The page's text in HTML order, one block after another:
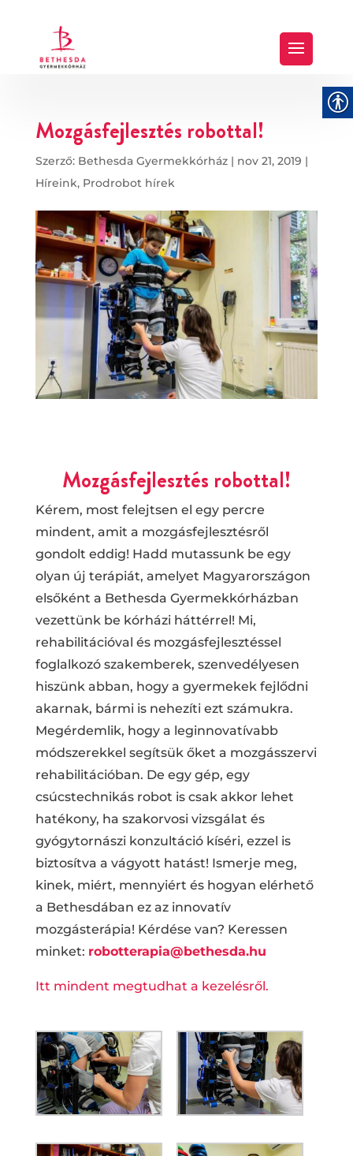
Mozgásfejlesztés robottal!
Szerző: Bethesda Gyermekkórház| nov 21, 2019 |
Híreink, Prodrobot hírek
Mozgásfejlesztés robottal!
Kérem, most felejtsen el egy percre
mindent, amit a mozgásfejlesztésről
gondolt eddig! Hadd mutassunk be egy
olyan új terápiát, amelyet Magyarországon
elsőként a Bethesda Gyermekkórházban
vezettünk be kórházi háttérrel! Mi,
rehabilitációval és mozgásfejlesztéssel
foglalkozó szakemberek, szenvedélyesen
hiszünk abban, hogy a gyermekek fejlődni
akarnak, bármi is nehezíti ezt számukra.
Megérdemlik, hogy a leginnovatívabb
módszerekkel segítsük őket a mozgásszervi
rehabilitációban. De egy gép, egy
csúcstechnikás robot is csak akkor lehet
hatékony, ha szakorvosi vizsgálat és
gyógytornászi konzultáció kíséri, ezzel is
biztosítva a vágyott hatást! Ismerje meg,
kinek, miért, mennyiért és hogyan elérhető
a Bethesdában ez az innovatív
mozgásterápia! Kérdése van? Keressen
minket: robotterapia@bethesda.hu
Itt mindent megtudhat a kezelésről.